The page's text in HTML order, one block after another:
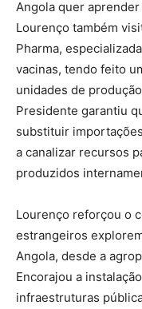
Angola quer
Lourenço também
Pharma,
vacinas, tendo feito
unidades de
Presidente garantiu
substituir
a canalizar recursos
produzidos
Lourenço reforçou o
estrangeiros
Angola, desde a
Encorajou a
infraestruturas